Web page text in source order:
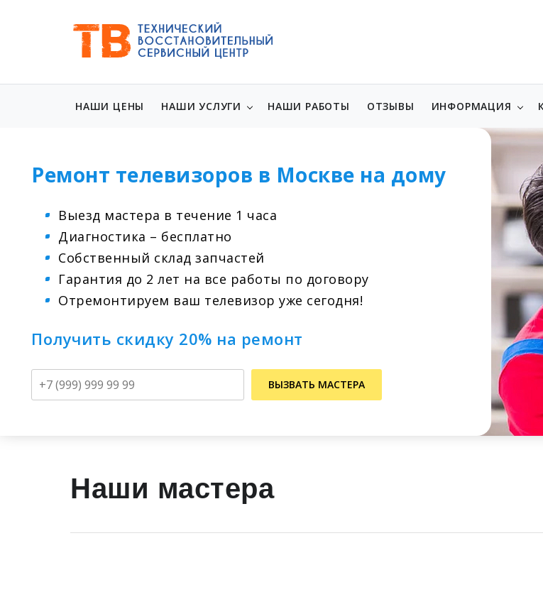
НАШИ ЦЕНЫ НАШИ УСЛУГИ НАШИ РАБОТЫ ОТЗЫВЫ ИНФОРМАЦИЯ
Ремонт телевизоров в Москве на дому
Выезд мастера в течение 1 часа
Диагностика – бесплатно
Собственный склад запчастей
Гарантия до 2 лет на все работы по договору
Отремонтируем ваш телевизор уже сегодня!
Получить скидку 20% на ремонт
ВЫЗВАТЬ МАСТЕРА
Наши мастера